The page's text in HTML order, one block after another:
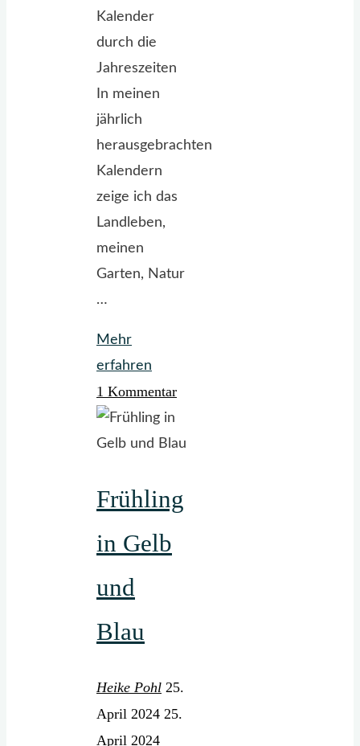
Kalender
durch die
Jahreszeiten
In meinen
jährlich
herausgebrachten
Kalendern
zeige ich das
Landleben,
meinen
Garten, Natur
…
Mehr
erfahren
neue
LandGlück-
Kalender
da."
1 Kommentar
Frühling
in Gelb
und
Blau
Heike Pohl 25.
April 2024 25.
April 2024